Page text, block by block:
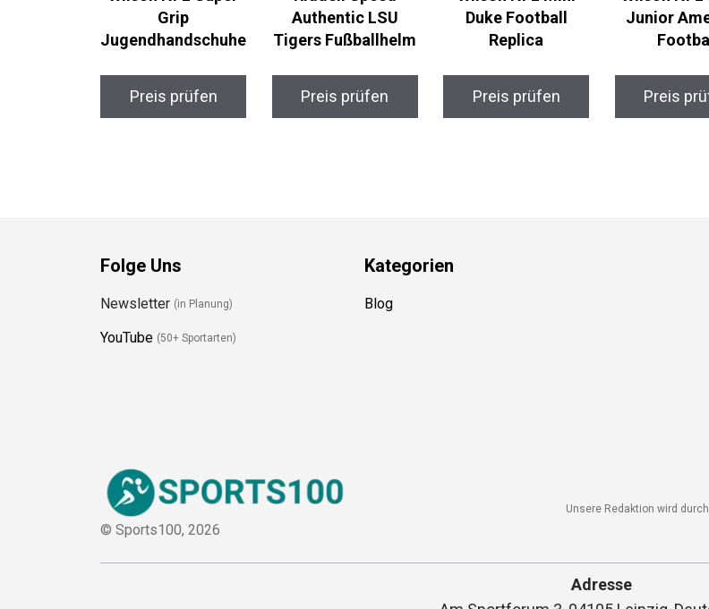
Grip
Jugendhandschuh
Preis prüfen
Authentic LSU
Tigers Fußballhelm
Preis prüfen
Duke Football
Replica
Preis prüfen
Junior
Football
Preis
Folge Uns Kategorien
Unsere Redaktion wird
Adresse